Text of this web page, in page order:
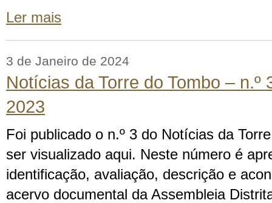
Ler mais
3 de Janeiro de 2024
Notícias da Torre do Tombo – n.º
2023
Foi publicado o n.º 3 do Notícias da
ser visualizado aqui. Neste número é
identificação, avaliação, descrição e
acervo documental da Assembleia